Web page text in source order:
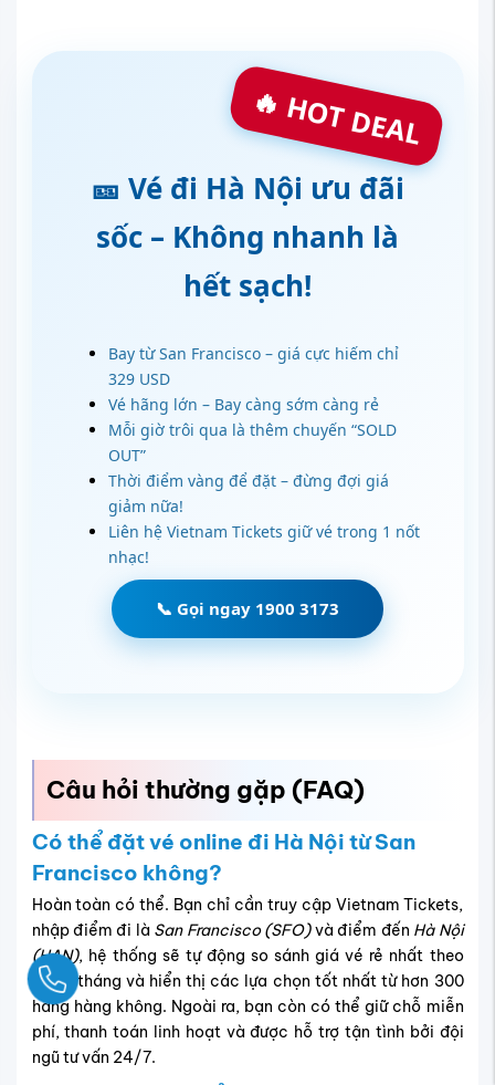
🔥 HOT DEAL
🎫 Vé đi Hà Nội ưu đãi
sốc – Không nhanh là
hết sạch!
Bay từ San Francisco – giá cực hiếm chỉ
329 USD
Vé hãng lớn – Bay càng sớm càng rẻ
Mỗi giờ trôi qua là thêm chuyến “SOLD
OUT”
Thời điểm vàng để đặt – đừng đợi giá
giảm nữa!
Liên hệ Vietnam Tickets giữ vé trong 1 nốt
nhạc!
📞 Gọi ngay 1900 3173
Câu hỏi thường gặp (FAQ)
Có thể đặt vé online đi Hà Nội từ San
Francisco không?
Hoàn toàn có thể. Bạn chỉ cần truy cập Vietnam Tickets,
nhập điểm đi là San Francisco (SFO)và điểm đến Hà Nội
(HAN), hệ thống sẽ tự động so sánh giá vé rẻ nhất theo
ngày/tháng và hiển thị các lựa chọn tốt nhất từ hơn 300
hãng hàng không. Ngoài ra, bạn còn có thể giữ chỗ miễn
phí, thanh toán linh hoạt và được hỗ trợ tận tình bởi đội
ngũ tư vấn 24/7.